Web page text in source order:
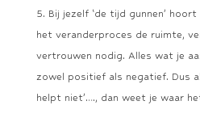
Bij jezelf ‘de tijd gunnen’
het veranderproces de ruimte,
vertrouwen nodig. Alles wat je
zowel positief als negatief. Dus
helpt niet’…., dan weet je waar